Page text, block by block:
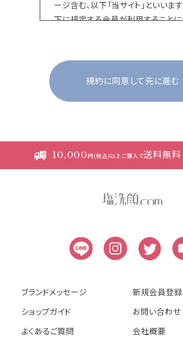
ージ含む、以下「当サイト」といいま
下に規定する会員が利用すること
加されている諸規定は、本規約の一
成しており、それらすべてを含めたも
用規約となっております。（ただし、
の規約に従うものとします）
1. 当社は、会員の了承を得ることな
2. 前項の変更については、当サイト
月間表示した時点で、全ての会員が
会員のみなさまへの通知
1. 本規約の変更のケース以外に当
規約に同意して先に進む
10,000円(税込)以上ご購入で送料無料
ブランドメッセージ
新規会員登録
ショップガイド
お問い合わせ
よくあるご質問
会社概要